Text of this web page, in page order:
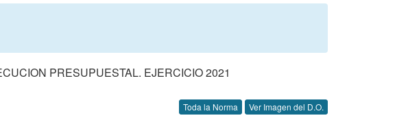
PRESUPUESTAL. EJERCICIO 2021
Toda la Norma Ver Imagen del D.O.